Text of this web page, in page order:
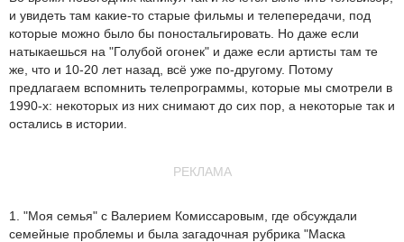
и увидеть там какие-то старые фильмы и телепередачи, под
которые можно было бы поностальгировать. Но даже если
натыкаешься на "Голубой огонек" и даже если артисты там те
же, что и 10-20 лет назад, всё уже по-другому. Потому
предлагаем вспомнить телепрограммы, которые мы смотрели в
1990-х: некоторых из них снимают до сих пор, а некоторые так и
остались в истории.
РЕКЛАМА
1. "Моя семья" с Валерием Комиссаровым, где обсуждали
семейные проблемы и была загадочная рубрика "Маска